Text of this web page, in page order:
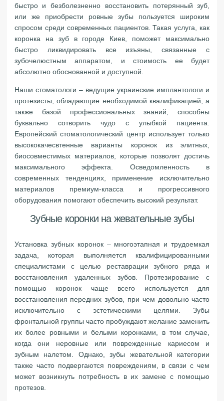
быстро и безболезненно восстановить потерянный зуб,
или же приобрести ровные зубы пользуется широким
спросом среди современных пациентов. Такая услуга, как
коронка на зуб в городе Киев, поможет максимально
быстро ликвидировать все изъяны, связанные с
зубочелюстным аппаратом, и стоимость ее будет
абсолютно обоснованной и доступной.
Наши стоматологи – ведущие украинские имплантологи и
протезисты, обладающие необходимой квалификацией, а
также базой профессиональных знаний, способны
буквально сотворить чудо с улыбкой пациента.
Европейский стоматологический центр использует только
высококачесвтенные варианты коронок из элитных,
биосовместимых материалов, которые позволят достичь
максимального эффекта. Осведомленность в
современных тенденциях, применение исключительно
материалов премиум-класса и прогрессивного
оборудования помогают обеспечить высокий результат.
Зубные коронки на жевательные зубы
Установка зубных коронок – многоэтапная и трудоемкая
задача, которая выполняется квалифицированными
специалистами с целью реставрации зубного ряда и
восстановления удаленных зубов. Протезирование с
помощью коронок чаще всего используется для
восстановления передних зубов, при чем довольно часто
исключительно с эстетическими целями. Зубы
фронтальной группы часто пробуждают желание заменить
их более ровными и белыми коронками, в том случае,
когда они неровные или поврежденные кариесом и
зубным налетом. Однако, зубы жевательной категории
также часто подвергаются повреждениям, в связи с чем
может возникнуть потребность в их замене с помощью
протезов.